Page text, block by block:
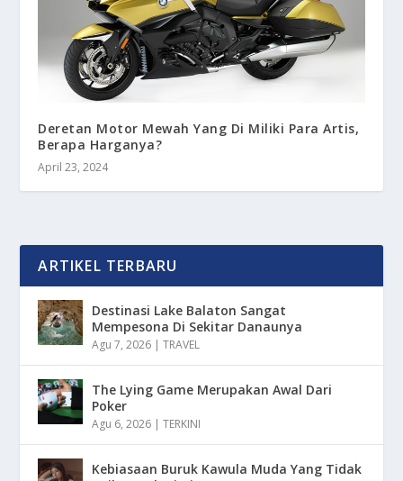
Deretan Motor Mewah Yang Di Miliki Para Artis,
Berapa Harganya?
April 23, 2024
ARTIKEL TERBARU
Destinasi Lake Balaton Sangat
Mempesona Di Sekitar Danaunya
Agu 7, 2026 |TRAVEL
The Lying Game Merupakan Awal Dari
Poker
Agu 6, 2026 |TERKINI
Kebiasaan Buruk Kawula Muda Yang Tidak